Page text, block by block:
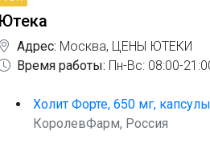
Ютека
Адрес: Москва, ЦЕНЫ ЮТЕКИ
Время работы: Пн-Вс: 08:00-
Холит Форте, 650 мг,
КоролевФарм, Россия